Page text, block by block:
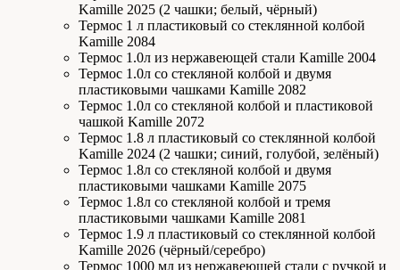
Kamille 2025 (2 чашки; белый, чёрный)
Термос 1 л пластиковый со стеклянной колбой
Kamille 2084
Термос 1.0л из нержавеющей стали Kamille 2004
Термос 1.0л со стекляной колбой и двумя
пластиковыми чашками Kamille 2082
Термос 1.0л со стекляной колбой и пластиковой
чашкой Kamille 2072
Термос 1.8 л пластиковый со стеклянной колбой
Kamille 2024 (2 чашки; синий, голубой, зелёный)
Термос 1.8л со стекляной колбой и двумя
пластиковыми чашками Kamille 2075
Термос 1.8л со стекляной колбой и тремя
пластиковыми чашками Kamille 2081
Термос 1.9 л пластиковый со стеклянной колбой
Kamille 2026 (чёрный/серебро)
Термос 1000 мл из нержавеющей стали с ручкой и